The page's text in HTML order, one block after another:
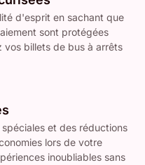
d'esprit en sachant que
sont protégées
vos billets de bus à arrêts
et des réductions
lors de votre
inoubliables sans